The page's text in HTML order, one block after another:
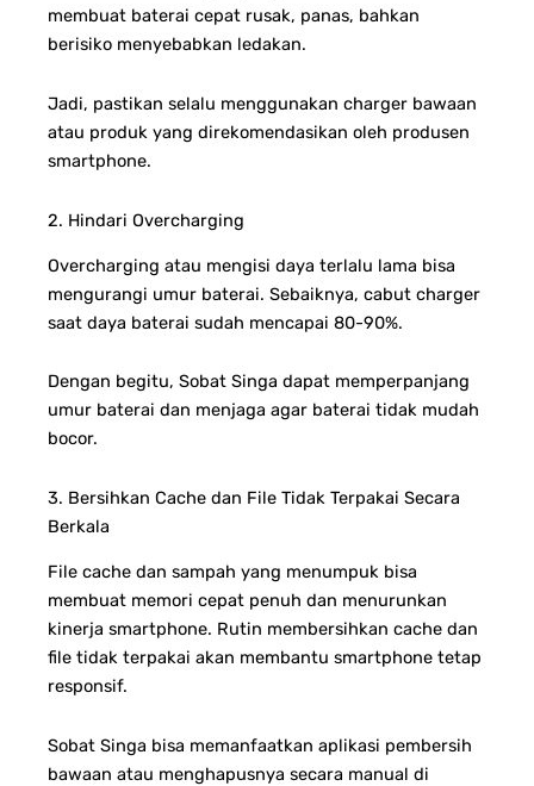
membuat baterai cepat rusak, panas, bahkan
berisiko menyebabkan ledakan.
Jadi, pastikan selalu menggunakan charger bawaan
atau produk yang direkomendasikan oleh produsen
smartphone.
2. Hindari Overcharging
Overcharging atau mengisi daya terlalu lama bisa
mengurangi umur baterai. Sebaiknya, cabut charger
saat daya baterai sudah mencapai 80-90%.
Dengan begitu, Sobat Singa dapat memperpanjang
umur baterai dan menjaga agar baterai tidak mudah
bocor.
3. Bersihkan Cache dan File Tidak Terpakai Secara
Berkala
File cache dan sampah yang menumpuk bisa
membuat memori cepat penuh dan menurunkan
kinerja smartphone. Rutin membersihkan cache dan
file tidak terpakai akan membantu smartphone tetap
responsif.
Sobat Singa bisa memanfaatkan aplikasi pembersih
bawaan atau menghapusnya secara manual di